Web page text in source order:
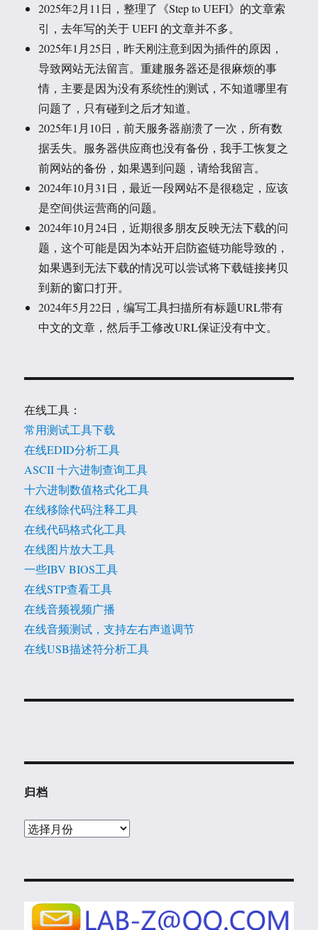
2025年2月11日，整理了《Step to UEFI》的文章索
引，去年写的关于 UEFI 的文章并不多。
2025年1月25日，昨天刚注意到因为插件的原因，
导致网站无法留言。重建服务器还是很麻烦的事
情，主要是因为没有系统性的测试，不知道哪里有
问题了，只有碰到之后才知道。
2025年1月10日，前天服务器崩溃了一次，所有数
据丢失。服务器供应商也没有备份，我手工恢复之
前网站的备份，如果遇到问题，请给我留言。
2024年10月31日，最近一段网站不是很稳定，应该
是空间供运营商的问题。
2024年10月24日，近期很多朋友反映无法下载的问
题，这个可能是因为本站开启防盗链功能导致的，
如果遇到无法下载的情况可以尝试将下载链接拷贝
到新的窗口打开。
2024年5月22日，编写工具扫描所有标题URL带有
中文的文章，然后手工修改URL保证没有中文。
在线工具：
常用测试工具下载
在线EDID分析工具
ASCII 十六进制查询工具
十六进制数值格式化工具
在线移除代码注释工具
在线代码格式化工具
在线图片放大工具
一些IBV BIOS工具
在线STP查看工具
在线音频视频广播
在线音频测试，支持左右声道调节
在线USB描述符分析工具
归档
归